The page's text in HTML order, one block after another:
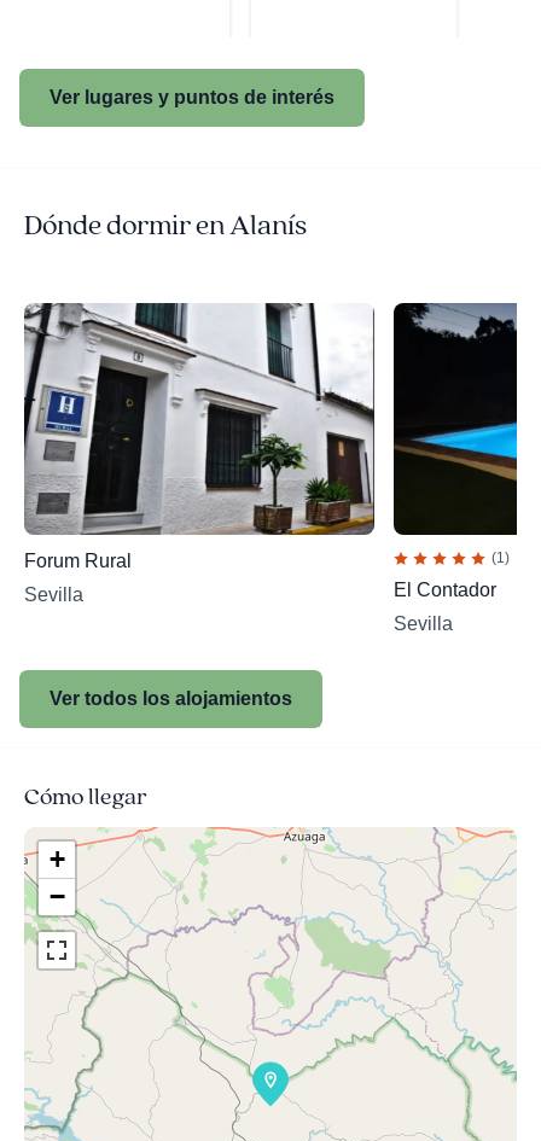
Ver lugares y puntos de interés
Dónde dormir en Alanís
Forum Rural
Sevilla
(1)
El Contador
Sevilla
Ver todos los alojamientos
Cómo llegar
+
−